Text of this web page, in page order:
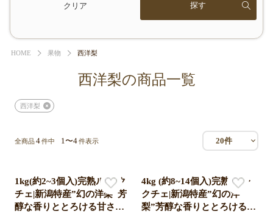
クリア
HOME 果物 西洋梨
西洋梨の商品一覧
西洋梨
全商品4件中 1〜4件表示 20件
1kg(約2~3個入)完熟ル•レク
チェ|新潟特産”幻の洋梨”芳
醇な香りととろける甘さ
4kg (約8~14個入)完熟ル•レ
クチェ|新潟特産”幻の洋
梨”芳醇な香りととろける甘